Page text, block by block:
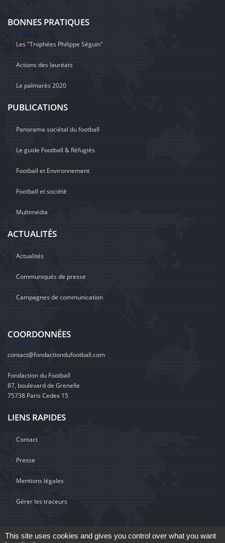
BONNES PRATIQUES
Les "Trophées Philippe Séguin"
Actions des lauréats
Le palmarès 2020
PUBLICATIONS
Panorama sociétal du football
Le guide Football & Réfugiés
Football et Environnement
Football et société
Multimédia
ACTUALITÉS
Actualités
Communiqués de presse
Campagnes de communication
COORDONNÉES
contact@fondactiondufootball.com
Fondaction du Football
87, boulevard de Grenelle
75738 Paris Cedex 15
LIENS RAPIDES
Contact
Presse
Mentions légales
Gérer les traceurs
This site uses cookies and gives you control over what you want